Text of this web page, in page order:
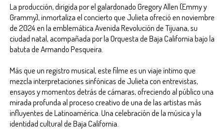
La producción, dirigida por el galardonado Gregory Allen (Emmy y
Grammy), inmortaliza el concierto que Julieta ofreció en noviembre
de 2024 en la emblemática Avenida Revolución de Tijuana, su
ciudad natal, acompañada por la Orquesta de Baja California bajo la
batuta de Armando Pesqueira.
Más que un registro musical, este filme es un viaje íntimo que
mezcla interpretaciones sinfónicas de Julieta con entrevistas,
ensayos y momentos detrás de cámaras, ofreciendo al público una
mirada profunda al proceso creativo de una de las artistas más
influyentes de Latinoamérica. Una celebración de la música y la
identidad cultural de Baja California.